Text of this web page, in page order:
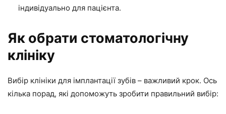
індивідуально для пацієнта.
Як обрати стоматологічну
клініку
Вибір клініки для імплантації зубів – важливий крок. Ось
кілька порад, які допоможуть зробити правильний вибір: